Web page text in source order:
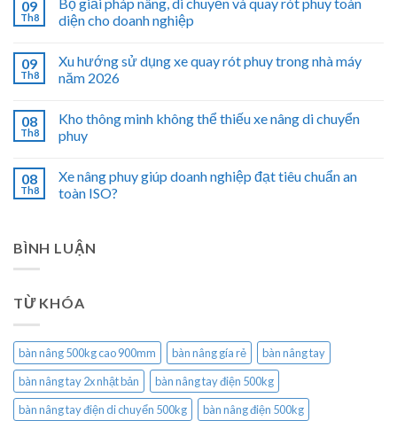
09
Th8
diện cho doanh nghiệp
09
Th8
Xu hướng sử dụng xe quay rót phuy trong nhà máy
năm 2026
08
Th8
Kho thông minh không thể thiếu xe nâng di chuyển
phuy
08
Th8
Xe nâng phuy giúp doanh nghiệp đạt tiêu chuẩn an
toàn ISO?
BÌNH LUẬN
TỪ KHÓA
bàn nâng 500kg cao 900mm bàn nâng gía rẻ
bàn nâng tay
bàn nâng tay 2x nhật bản
bàn nâng tay điện 500kg
bàn nâng tay điện di chuyển 500kg
bàn nâng điện 500kg